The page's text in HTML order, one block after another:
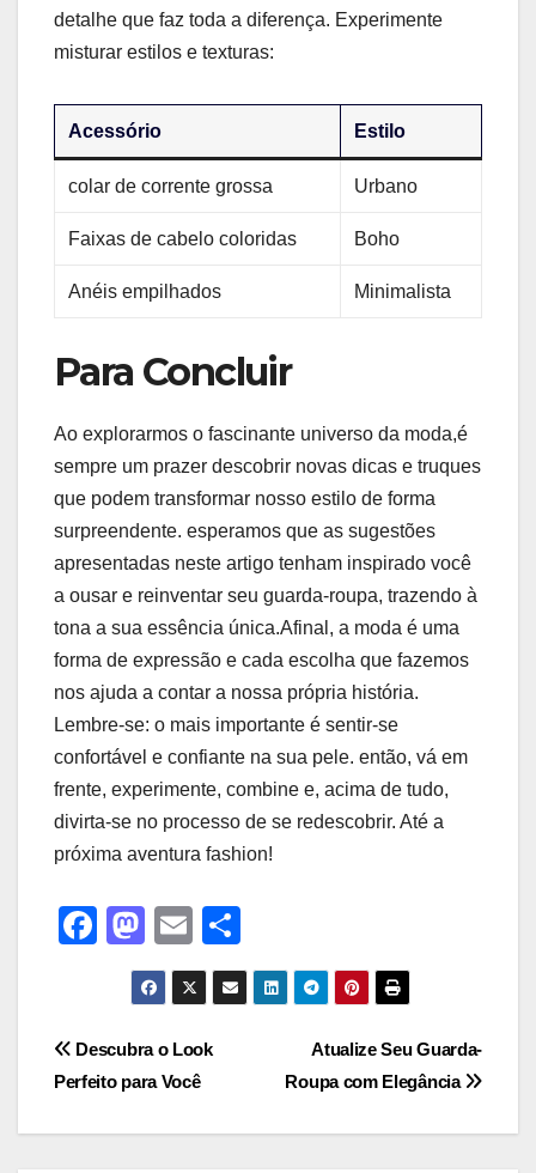
detalhe que faz toda a diferença. Experimente
misturar estilos e texturas:
Acessório Estilo
colar de corrente grossa Urbano
Faixas de cabelo coloridas Boho
Anéis empilhados Minimalista
Para Concluir
Ao explorarmos o fascinante universo da moda,é
sempre um prazer descobrir novas dicas e truques
que podem transformar nosso estilo de forma
surpreendente. esperamos que as⁣ sugestões
apresentadas neste artigo tenham‍ inspirado você
a ousar e reinventar seu guarda-roupa, trazendo à
tona a sua essência única.Afinal, a moda é uma
forma de expressão‌ e cada escolha que fazemos
nos ajuda a contar a nossa própria história.
Lembre-se: o mais importante é‌ sentir-se
confortável e confiante na ⁢sua pele. então, vá em
frente, experimente, combine e, ‌acima de tudo,
divirta-se ‍no processo de se redescobrir. Até a
próxima aventura fashion!
F
e
b
M
a
st
o
d
E
m
ail
h
ar
Navegação
Atualize Seu Guarda-
Roupa com Elegância
Descubra o Look
Perfeito para Você